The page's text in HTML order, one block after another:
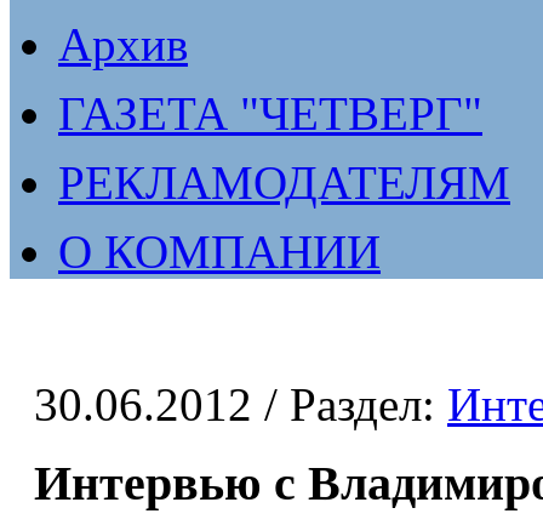
Архив
ГАЗЕТА "ЧЕТВЕРГ"
РЕКЛАМОДАТЕЛЯМ
О КОМПАНИИ
30.06.2012 / Раздел:
Интервью с